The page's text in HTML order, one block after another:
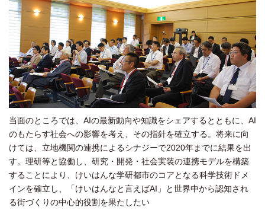
当面のところでは、AIの最新動向や知識をシェアするとともに、AI
のもたらす社会への影響を考え、その指針を確立する。将来に向
けては、立地機関の連携によるシナジーで2020年までに結果を出
す。理研等と協働し、研究・開発・社会実装の連携モデルを構築
することにより、けいはんな学研都市のコアとなる科学技術ドメ
インを確立し、「けいはんなと言えばAI」と世界中から認知され
る街づくりの中心的役割を果たしたい